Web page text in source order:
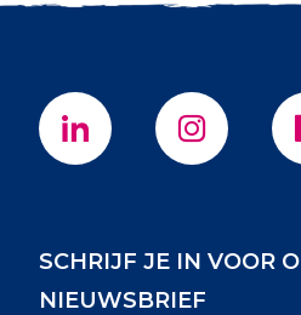
SCHRIJF JE IN VOOR
NIEUWSBRIEF